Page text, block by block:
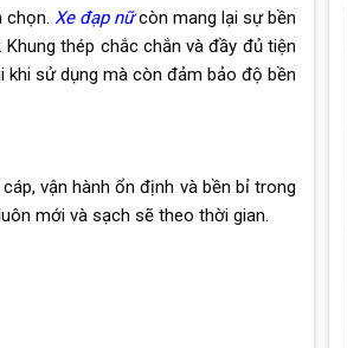
chọn. Xe đạp nữcòn mang lại sự bền
thép chắc chắn và đầy đủ tiện
khi sử dụng mà còn đảm bảo độ bền
vận hành ổn định và bền bỉ trong
mới và sạch sẽ theo thời gian.